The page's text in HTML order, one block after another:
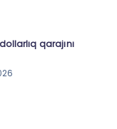
qarajını